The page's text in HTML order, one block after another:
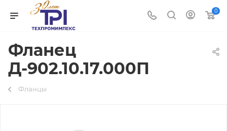
0
Фланец
Д-902.10.17.000П
Фланцы